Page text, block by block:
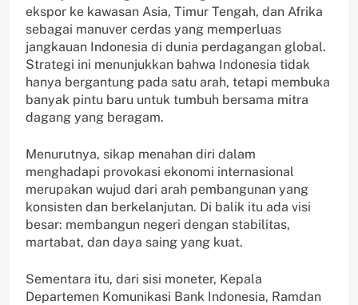
ekspor ke kawasan Asia, Timur Tengah, dan Afrika
sebagai manuver cerdas yang memperluas
jangkauan Indonesia di dunia perdagangan global.
Strategi ini menunjukkan bahwa Indonesia tidak
hanya bergantung pada satu arah, tetapi membuka
banyak pintu baru untuk tumbuh bersama mitra
dagang yang beragam.
Menurutnya, sikap menahan diri dalam
menghadapi provokasi ekonomi internasional
merupakan wujud dari arah pembangunan yang
konsisten dan berkelanjutan. Di balik itu ada visi
besar: membangun negeri dengan stabilitas,
martabat, dan daya saing yang kuat.
Sementara itu, dari sisi moneter, Kepala
Departemen Komunikasi Bank Indonesia, Ramdan